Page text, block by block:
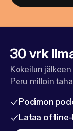
30 vrk
Kokeilun
Peru milloin
Podimon
Lataa